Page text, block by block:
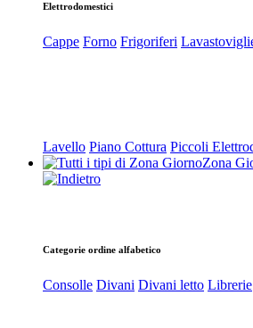
Elettrodomestici
Cappe Forno Frigoriferi
Lavello Piano Cottura Piccoli
Zona
Categorie ordine alfabetico
Consolle Divani Divani letto Librerie